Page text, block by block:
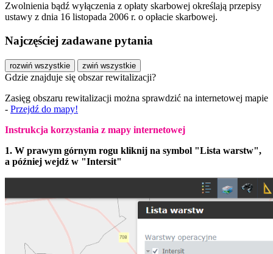
Zwolnienia bądź wyłączenia z opłaty skarbowej określają przepisy
ustawy z dnia 16 listopada 2006 r. o opłacie skarbowej.
Najczęściej zadawane pytania
rozwiń wszystkie zwiń wszystkie
Gdzie znajduje się obszar rewitalizacji?
Zasięg obszaru rewitalizacji można sprawdzić na internetowej mapie
- Przejdź do mapy!
Instrukcja korzystania z mapy internetowej
1. W prawym górnym rogu kliknij na symbol "Lista warstw",
a później wejdź w "Intersit"